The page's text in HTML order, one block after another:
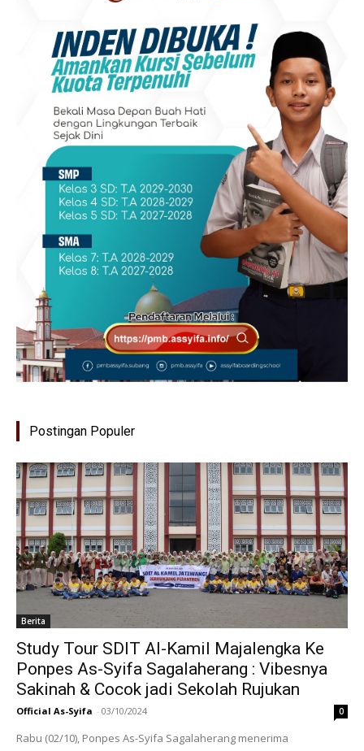
Postingan Populer
Berita
Study Tour SDIT Al-Kamil Majalengka Ke
Ponpes As-Syifa Sagalaherang : Vibesnya
Sakinah & Cocok jadi Sekolah Rujukan
Official As-Syifa - 03/10/2024 0
Rabu (02/10), Ponpes As-Syifa Sagalaherang menerima